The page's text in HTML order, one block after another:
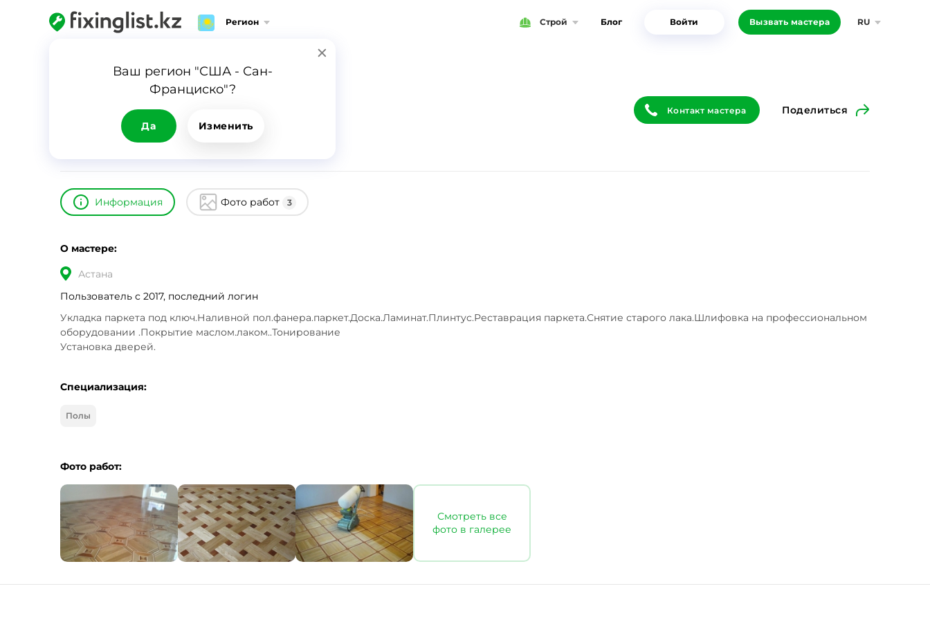
Регион Строй Блог Войти Вызвать мастера RU
Ваш регион "США - Сан-
Франциско"?
Да Изменить
Сергей
Контакт мастера Поделиться
Информация Фото работ 3
О мастере:
Астана
Пользователь с 2017, последний логин
Укладка паркета под ключ.Наливной пол.фанера.паркет.Доска.Ламинат.Плинтус.Реставрация паркета.Снятие старого лака.Шлифовка на профессиональном
оборудовании .Покрытие маслом.лаком..Тонирование
Установка дверей.
Специализация:
Полы
Фото работ:
Смотреть все
фото в галерее